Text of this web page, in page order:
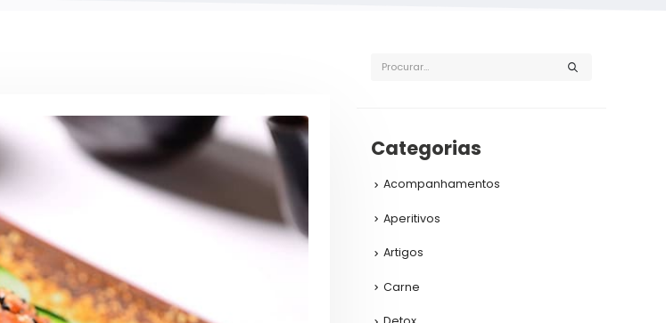
Categorias
Acompanhamentos
Aperitivos
Artigos
Carne